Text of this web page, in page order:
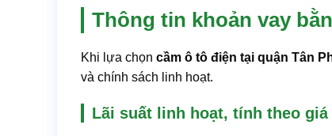
Thông tin khoản vay
Khi lựa chọn cầm ô tô điện tại quận Tân
và chính sách linh hoạt.
Lãi suất linh hoạt, tính theo